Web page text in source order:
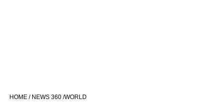
CINEMA
HOME / NEWS 360 /WORLD